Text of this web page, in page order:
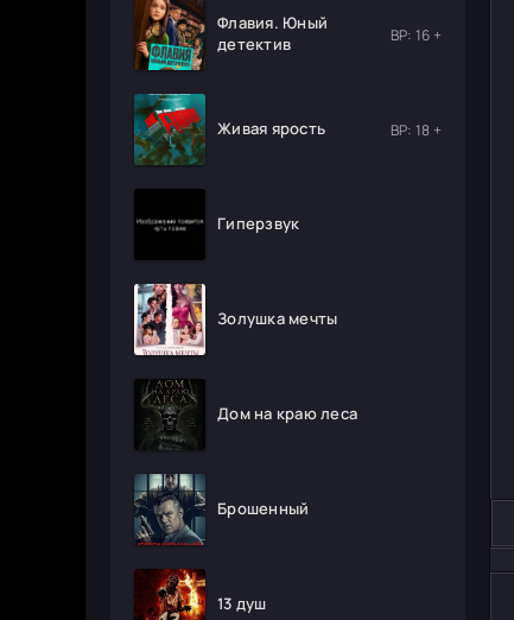
Флавия. Юный
детектив
ВР: 16 +
Живая ярость ВР: 18 +
Гиперзвук
Золушка мечты
Дом на краю леса
Брошенный
13 душ